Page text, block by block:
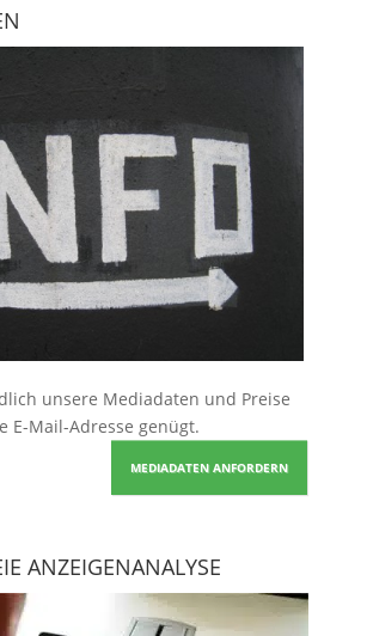
unsere Mediadaten und Preise
E-Mail-Adresse genügt.
MEDIADATEN ANFORDERN
ANZEIGENANALYSE